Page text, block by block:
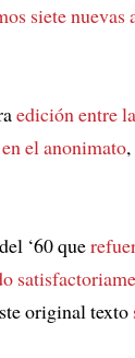
siete nuevas
edición entre
el anonimato
‘60 que
original texto